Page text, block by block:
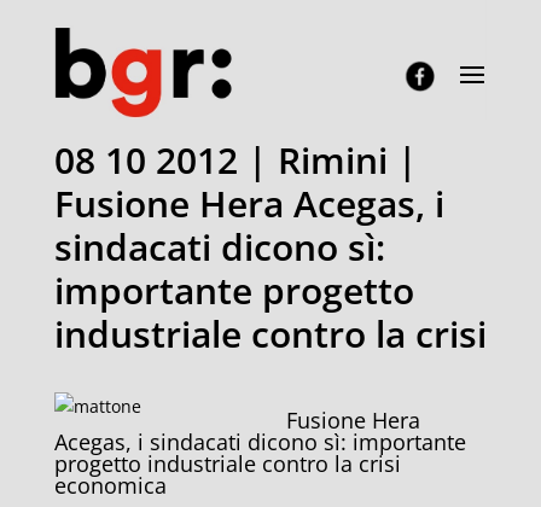
08 10 2012 | Rimini |
Fusione Hera Acegas, i
sindacati dicono sì:
importante progetto
industriale contro la crisi
Fusione Hera
Acegas, i sindacati dicono sì: importante
progetto industriale contro la crisi
economica